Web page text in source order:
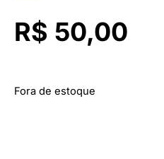
R$ 50,00
Fora de estoque